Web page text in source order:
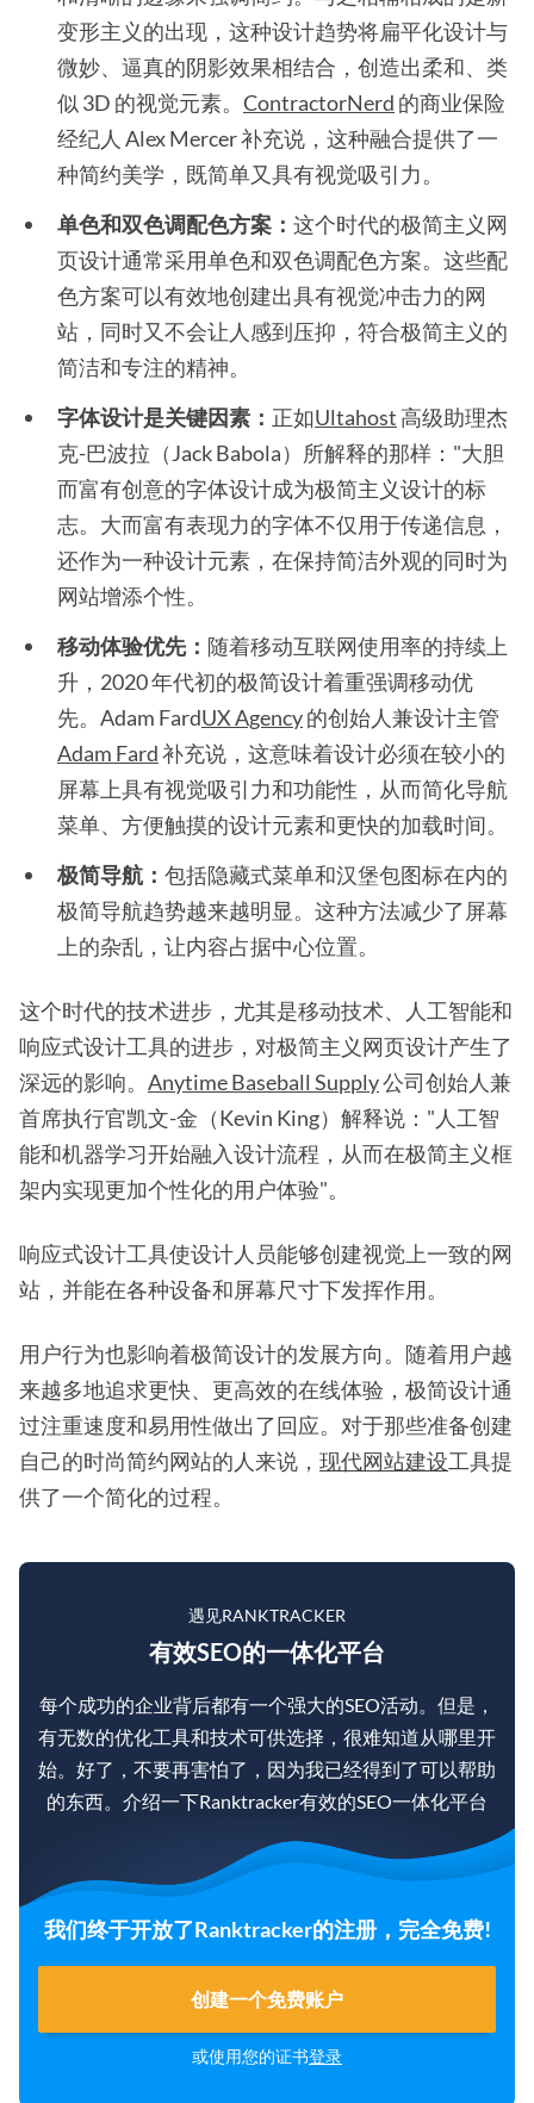
变形主义的出现，这种设计趋势将扁平化设计与
微妙、逼真的阴影效果相结合，创造出柔和、类
似 3D 的视觉元素。 ContractorNerd 的商业保险
经纪人 Alex Mercer 补充说，这种融合提供了一
种简约美学，既简单又具有视觉吸引力。
单色和双色调配色方案： 这个时代的极简主义网
页设计通常采用单色和双色调配色方案。这些配
色方案可以有效地创建出具有视觉冲击力的网
站，同时又不会让人感到压抑，符合极简主义的
简洁和专注的精神。
字体设计是关键因素： 正如Ultahost 高级助理杰
克-巴波拉（Jack Babola）所解释的那样："大胆
而富有创意的字体设计成为极简主义设计的标
志。大而富有表现力的字体不仅用于传递信息，
还作为一种设计元素，在保持简洁外观的同时为
网站增添个性。
移动体验优先： 随着移动互联网使用率的持续上
升，2020 年代初的极简设计着重强调移动优
先。Adam FardUX Agency的创始人兼设计主管
Adam Fard补充说，这意味着设计必须在较小的
屏幕上具有视觉吸引力和功能性，从而简化导航
菜单、方便触摸的设计元素和更快的加载时间。
极简导航： 包括隐藏式菜单和汉堡包图标在内的
极简导航趋势越来越明显。这种方法减少了屏幕
上的杂乱，让内容占据中心位置。
这个时代的技术进步，尤其是移动技术、人工智能和
响应式设计工具的进步，对极简主义网页设计产生了
深远的影响。 Anytime Baseball Supply公司创始人兼
首席执行官凯文-金（Kevin King）解释说："人工智
能和机器学习开始融入设计流程，从而在极简主义框
架内实现更加个性化的用户体验"。
响应式设计工具使设计人员能够创建视觉上一致的网
站，并能在各种设备和屏幕尺寸下发挥作用。
用户行为也影响着极简设计的发展方向。随着用户越
来越多地追求更快、更高效的在线体验，极简设计通
过注重速度和易用性做出了回应。对于那些准备创建
自己的时尚简约网站的人来说， 现代网站建设工具提
供了一个简化的过程。
遇见RANKTRACKER
有效SEO的一体化平台
每个成功的企业背后都有一个强大的SEO活动。但是，
有无数的优化工具和技术可供选择，很难知道从哪里开
始。好了，不要再害怕了，因为我已经得到了可以帮助
的东西。介绍一下Ranktracker有效的SEO一体化平台
我们终于开放了Ranktracker的注册，完全免费!
创建一个免费账户
或使用您的证书登录